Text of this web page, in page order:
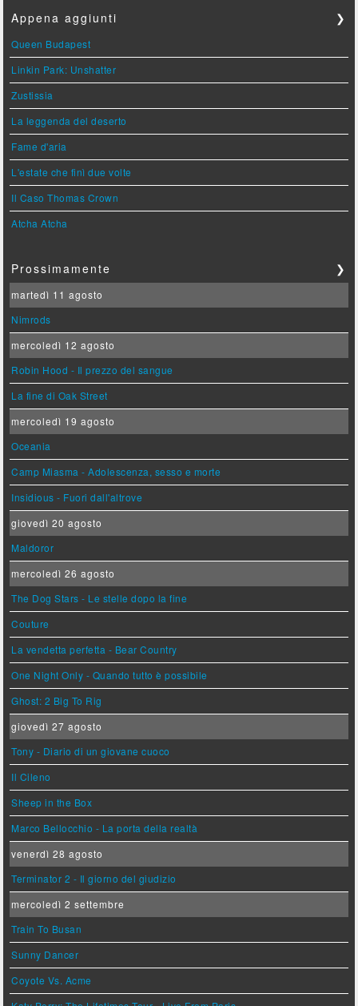
Appena aggiunti ❯
Queen Budapest
Linkin Park: Unshatter
Zustissia
La leggenda del deserto
Fame d'aria
L'estate che finì due volte
Il Caso Thomas Crown
Atcha Atcha
Prossimamente ❯
martedì 11 agosto
Nimrods
mercoledì 12 agosto
Robin Hood - Il prezzo del sangue
La fine di Oak Street
mercoledì 19 agosto
Oceania
Camp Miasma - Adolescenza, sesso e morte
Insidious - Fuori dall'altrove
giovedì 20 agosto
Maldoror
mercoledì 26 agosto
The Dog Stars - Le stelle dopo la fine
Couture
La vendetta perfetta - Bear Country
One Night Only - Quando tutto è possibile
Ghost: 2 Big To Rig
giovedì 27 agosto
Tony - Diario di un giovane cuoco
Il Cileno
Sheep in the Box
Marco Bellocchio - La porta della realtà
venerdì 28 agosto
Terminator 2 - Il giorno del giudizio
mercoledì 2 settembre
Train To Busan
Sunny Dancer
Coyote Vs. Acme